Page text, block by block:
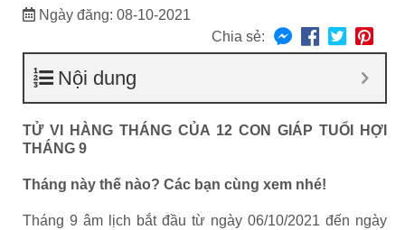
Ngày đăng: 08-10-2021
Chia sẻ:
Nội dung
TỬ VI HÀNG THÁNG CỦA 12 CON GIÁP TUỔI HỢI
THÁNG 9
Tháng này thế nào? Các bạn cùng xem nhé!
Tháng 9 âm lịch bắt đầu từ ngày 06/10/2021 đến ngày